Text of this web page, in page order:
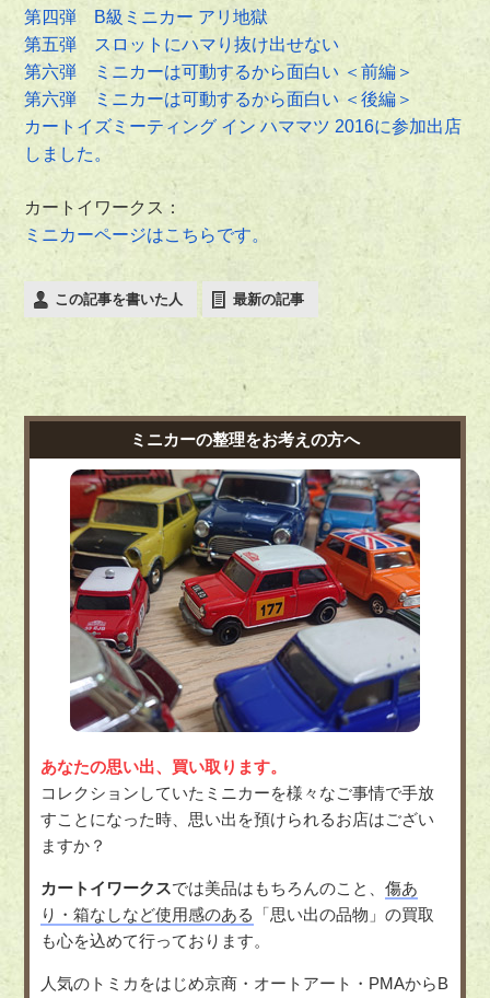
第四弾 B級ミニカー アリ地獄
第五弾 スロットにハマり抜け出せない
第六弾 ミニカーは可動するから面白い ＜前編＞
第六弾 ミニカーは可動するから面白い ＜後編＞
カートイズミーティング イン ハママツ 2016に参加出店
しました。
カートイワークス：
ミニカーページはこちらです。
この記事を書いた人 最新の記事
ミニカーの整理をお考えの方へ
あなたの思い出、買い取ります。
コレクションしていたミニカーを様々なご事情で手放
すことになった時、思い出を預けられるお店はござい
ますか？
カートイワークスでは美品はもちろんのこと、傷あ
り・箱なしなど使用感のある
「思い出の品物」の買取
も心を込めて行っております。
人気のトミカをはじめ京商・オートアート・PMAからB